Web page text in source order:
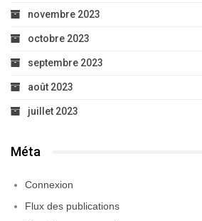
novembre 2023
octobre 2023
septembre 2023
août 2023
juillet 2023
Méta
Connexion
Flux des publications